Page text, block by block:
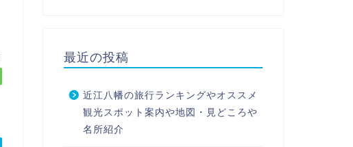
最近の投稿
近江八幡の旅行ランキングやオススメ
観光スポット案内や地図・見どころや
名所紹介